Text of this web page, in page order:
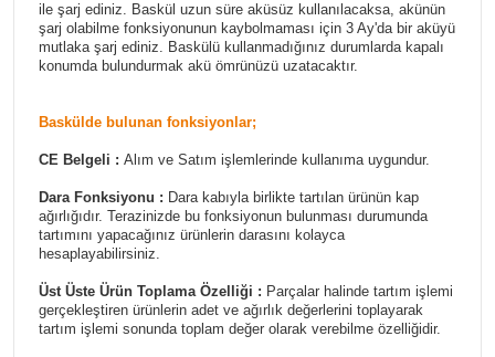
ile şarj ediniz. Baskül uzun süre aküsüz kullanılacaksa, akünün
şarj olabilme fonksiyonunun kaybolmaması için 3 Ay'da bir aküyü
mutlaka şarj ediniz. Baskülü kullanmadığınız durumlarda kapalı
konumda bulundurmak akü ömrünüzü uzatacaktır.
Baskülde bulunan fonksiyonlar;
CE Belgeli : Alım ve Satım işlemlerinde kullanıma uygundur.
Dara Fonksiyonu : Dara kabıyla birlikte tartılan ürünün kap
ağırlığıdır. Terazinizde bu fonksiyonun bulunması durumunda
tartımını yapacağınız ürünlerin darasını kolayca
hesaplayabilirsiniz.
Üst Üste Ürün Toplama Özelliği : Parçalar halinde tartım işlemi
gerçekleştiren ürünlerin adet ve ağırlık değerlerini toplayarak
tartım işlemi sonunda toplam değer olarak verebilme özelliğidir.